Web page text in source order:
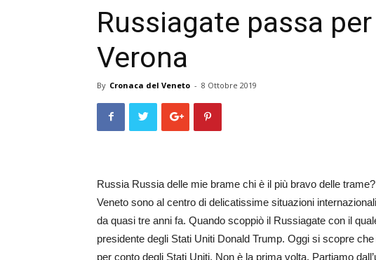
Russiagate passa
Verona
By Cronaca del Veneto - 8 Ottobre 2019
Russia Russia delle mie brame chi è il più bravo delle
Veneto sono al centro di delicatissime situazioni
da quasi tre anni fa. Quando scoppiò il Russiagate con il
presidente degli Stati Uniti Donald Trump. Oggi si scopre
per conto degli Stati Uniti. Non è la prima volta. Partiamo